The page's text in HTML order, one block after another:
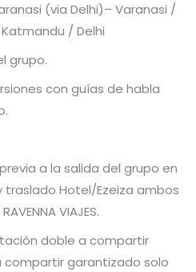
(via Delhi)– Varanasi /
/ Delhi
grupo.
con guías de habla
a la salida del grupo en
traslado Hotel/Ezeiza ambos
VIAJES.
doble a compartir
compartir garantizado solo